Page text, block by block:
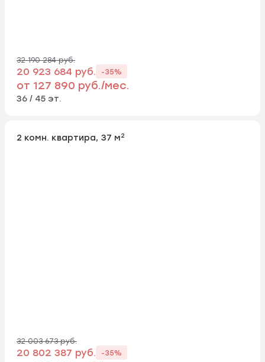
32 190 284 руб.
20 923 684 руб. -35%
от 127 890 руб./мес.
36 / 45 эт.
2 комн. квартира, 37 м2
32 003 673 руб.
20 802 387 руб. -35%